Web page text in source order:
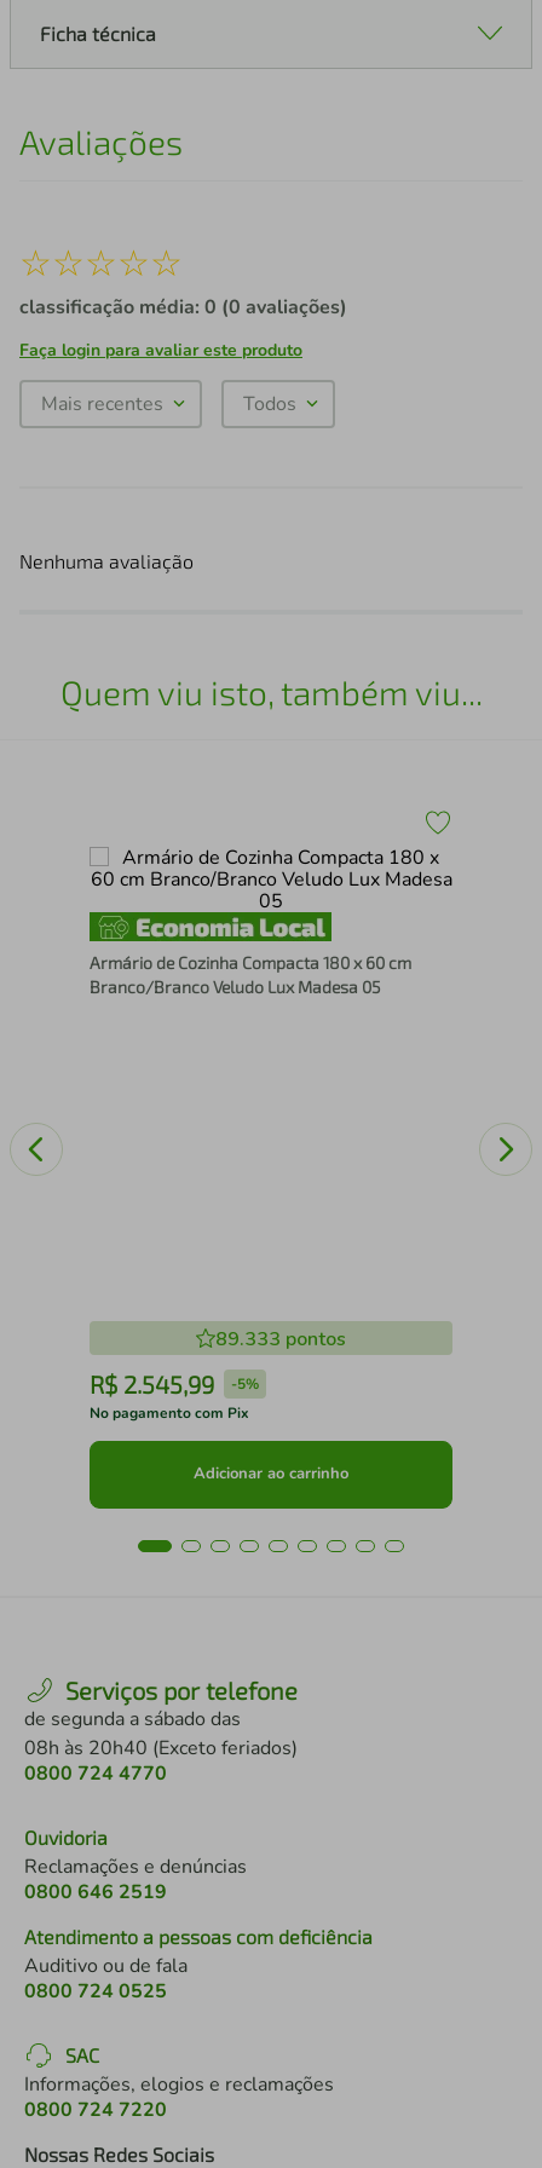
Ficha técnica
Avaliações
☆☆☆☆☆
classificação média: 0 (0 avaliações)
Faça login para avaliar este produto
Mais recentes Todos
Nenhuma avaliação
Quem viu isto, também viu...
Armário de Cozinha Compacta 180 x 60 cm
Branco/Branco Veludo Lux Madesa 05
89.333 pontos
R$ 2.545,99 -5%
No pagamento com Pix
Adicionar ao carrinho
Serviços por telefone
de segunda a sábado das
08h às 20h40 (Exceto feriados)
0800 724 4770
Ouvidoria
Reclamações e denúncias
0800 646 2519
Atendimento a pessoas com deficiência
Auditivo ou de fala
0800 724 0525
SAC
Informações, elogios e reclamações
0800 724 7220
Nossas Redes Sociais